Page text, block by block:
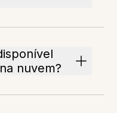
nuvem?